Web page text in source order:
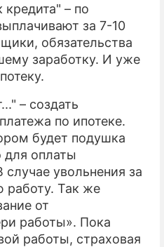
– по
за 7-10
обязательства
заработку. И уже
– создать
по ипотеке.
будет подушка
для оплаты
случае увольнения за
работу. Так же
от
работы». Пока
работы, страховая